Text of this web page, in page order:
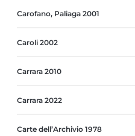
Carofano, Paliaga 2001
Caroli 2002
Carrara 2010
Carrara 2022
Carte dell’Archivio 1978